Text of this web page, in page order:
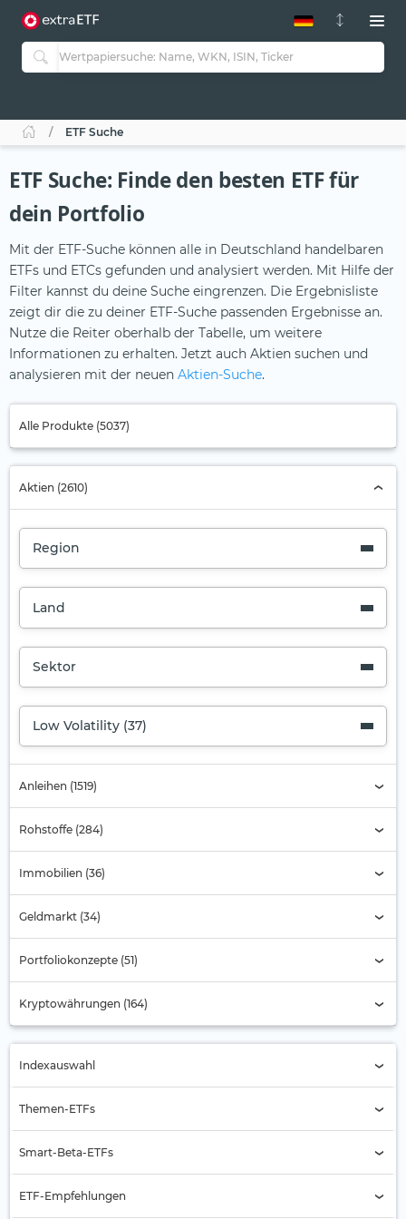
ETF-Guide 2.0
Guide Aktive ETFs
ETF-Sparpläne
ETF Suche
ETF Suche: Finde den besten ETF für
dein Portfolio
Mit der ETF-Suche können alle in Deutschland handelbaren
ETFs und ETCs gefunden und analysiert werden. Mit Hilfe der
Filter kannst du deine Suche eingrenzen. Die Ergebnisliste
zeigt dir die zu deiner ETF-Suche passenden Ergebnisse an.
Nutze die Reiter oberhalb der Tabelle, um weitere
Informationen zu erhalten. Jetzt auch Aktien suchen und
analysieren mit der neuen Aktien-Suche.
Alle Produkte (5037)
Aktien (2610)
Region
Land
Sektor
Low Volatility (37)
Anleihen (1519)
Rohstoffe (284)
Immobilien (36)
Geldmarkt (34)
Portfoliokonzepte (51)
Kryptowährungen (164)
Indexauswahl
Indexauswahl
Themen-ETFs
Automobilbranche
Banken
Smart-Beta-ETFs
ETF-Empfehlungen